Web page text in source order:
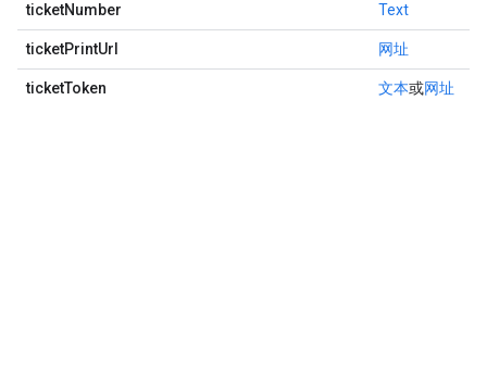
ticketNumber Text
ticketPrintUrl 网址
ticketToken 文本或网址